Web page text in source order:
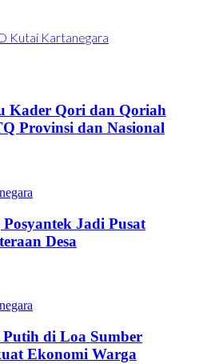
Kutai Kartanegara
Kader Qori dan Qoriah
Provinsi dan Nasional
Jadi Pusat
Desa
di Loa Sumber
Ekonomi Warga